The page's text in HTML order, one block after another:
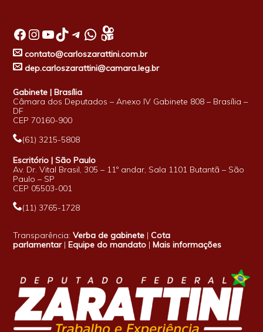
Facebook InstagramYoutube TikTok Telegram WhatsApp
contato@carloszarattini.com.br
dep.carloszarattini@camara.leg.br
Gabinete | Brasília
Câmara dos Deputados – Anexo IV Gabinete 808 – Brasília –
DF
CEP 70160-900
(61) 3215-5808
Escritório | São Paulo
Av. Dr. Vital Brasil, 305 – 11º andar, Sala 1101 Butantã – São
Paulo – SP
CEP 05503-001
(11) 3765-1728
Transparência:Verba de gabinete |Cota
parlamentar|Equipe do mandato |Mais informações